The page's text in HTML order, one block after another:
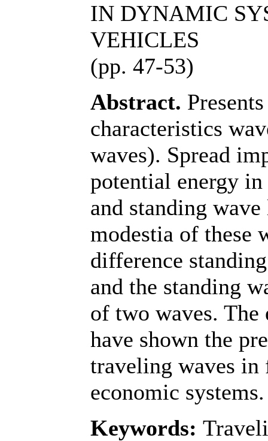
IN DYNAMIC
VEHICLES
(pp. 47-53)
Abstract.
characteristics
waves). Spread
potential energy
and standing
modestia of these
difference
and the standing
of two waves. The
have shown the
traveling waves in
economic systems.
Keywords: